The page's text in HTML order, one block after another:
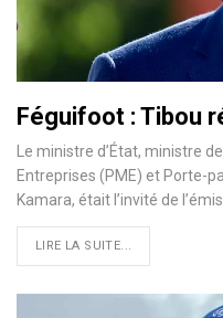
Féguifoot : Tibou
Le ministre d’État, ministre
Entreprises (PME) et Porte-
Kamara, était l’invité de
LIRE LA SUITE...